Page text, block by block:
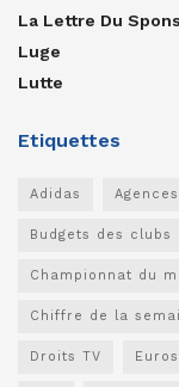
La Lettre Du
Luge
Lutte
Etiquettes
Adidas
Budgets des clubs
Championnat du
Chiffre de la
Droits TV